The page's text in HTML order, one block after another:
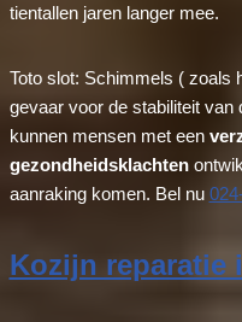
tientallen jaren langer mee.
Toto slot: Schimmels ( zoals
gevaar voor de stabiliteit van
kunnen mensen met een
gezondheidsklachten
aanraking komen. Bel nu
Kozijn reparatie